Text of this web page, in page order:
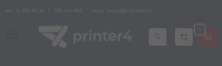
tel. 12 296 40 25 535 444 845 mail: biuro@printer4.pl